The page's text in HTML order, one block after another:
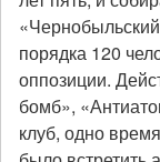
порядка 120
оппозиции.
бомб»,
клуб, одно